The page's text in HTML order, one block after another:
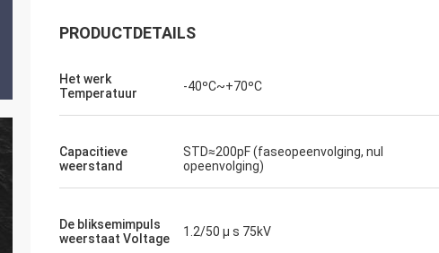
„XIWUER heeft indrukwekkende
onderzoekmogelijkheden en
„XIWUER is
uitstekende,
PRODUCTDETAILS
Het werk
Temperatuur
-40ºC~+70ºC
Capacitieve
weerstand
STD≈200pF (faseopeenvolging, nul
opeenvolging)
De bliksemimpuls
weerstaat Voltage
1.2/50 μ s 75kV